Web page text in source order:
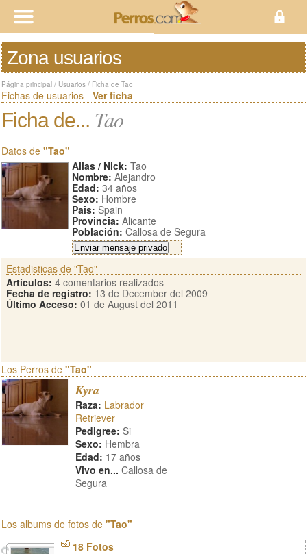
Zona usuarios
Página principal / Usuarios / Ficha de Tao
Fichas de usuarios - Ver ficha
Ficha de... Tao
Datos de "Tao"
Alias / Nick: Tao
Nombre: Alejandro
Edad: 34 años
Sexo: Hombre
Pais: Spain
Provincia: Alicante
Población: Callosa de Segura
Estadisticas de "Tao"
Artículos: 4 comentarios realizados
Fecha de registro: 13 de December del 2009
Último Acceso: 01 de August del 2011
Los Perros de "Tao"
Kyra
Raza: Labrador
Retriever
Pedigree: Si
Sexo: Hembra
Edad: 17 años
Vivo en... Callosa de
Segura
Los albums de fotos de "Tao"
18 Fotos